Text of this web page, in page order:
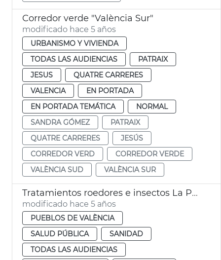
Corredor verde "València Sur"
modificado hace 5 años
URBANISMO Y VIVIENDA
TODAS LAS AUDIENCIAS
PATRAIX
JESUS
QUATRE CARRERES
VALENCIA
EN PORTADA
EN PORTADA TEMÁTICA
NORMAL
SANDRA GÓMEZ
PATRAIX
QUATRE CARRERES
JESÚS
CORREDOR VERD
CORREDOR VERDE
VALÈNCIA SUD
VALÈNCIA SUR
Tratamientos roedores e insectos La Punta
modificado hace 5 años
PUEBLOS DE VALÈNCIA
SALUD PÚBLICA
SANIDAD
TODAS LAS AUDIENCIAS